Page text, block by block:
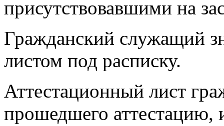
присутствовавшими на
Гражданский служащий
листом под расписку.
Аттестационный лист
прошедшего аттестацию,